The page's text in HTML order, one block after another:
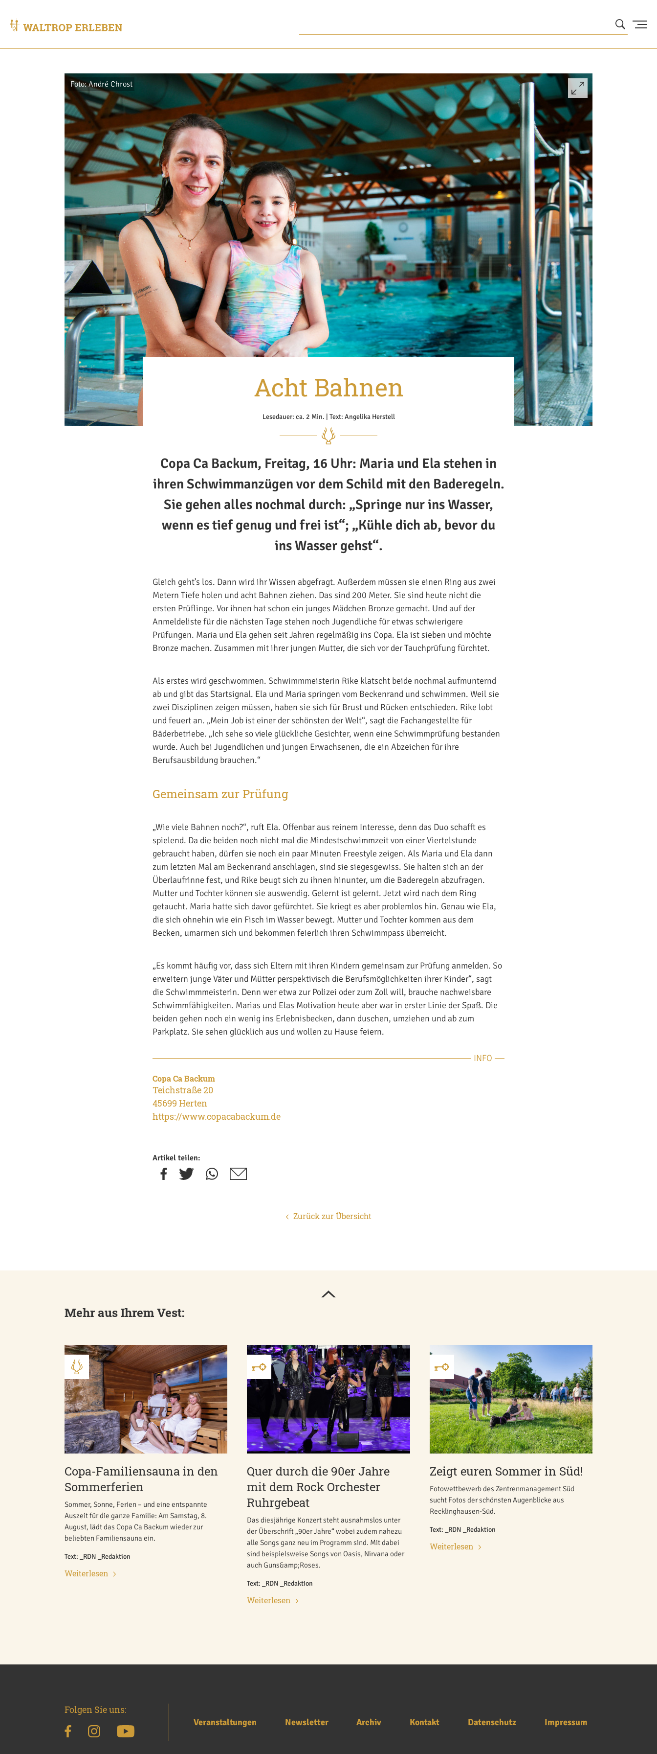
Foto: André Chrost
Acht Bahnen
Lesedauer: ca. 2 Min. | Text: Angelika Herstell
Copa Ca Backum, Freitag, 16 Uhr: Maria und Ela stehen in
ihren Schwimmanzügen vor dem Schild mit den Baderegeln.
Sie gehen alles nochmal durch: „Springe nur ins Wasser,
wenn es tief genug und frei ist“; „Kühle dich ab, bevor du
ins Wasser gehst“.
Gleich geht’s los. Dann wird ihr Wissen abgefragt. Außerdem müssen sie einen Ring aus zwei
Metern Tiefe holen und acht Bahnen ziehen. Das sind 200 Meter. Sie sind heute nicht die
ersten Prüflinge. Vor ihnen hat schon ein junges Mädchen Bronze gemacht. Und auf der
Anmeldeliste für die nächsten Tage stehen noch Jugendliche für etwas schwierigere
Prüfungen. Maria und Ela gehen seit Jahren regelmäßig ins Copa. Ela ist sieben und möchte
Bronze machen. Zusammen mit ihrer jungen Mutter, die sich vor der Tauchprüfung fürchtet.
Als erstes wird geschwommen. Schwimmmeisterin Rike klatscht beide nochmal aufmunternd
ab und gibt das Startsignal. Ela und Maria springen vom Beckenrand und schwimmen. Weil sie
zwei Disziplinen zeigen müssen, haben sie sich für Brust und Rücken entschieden. Rike lobt
und feuert an. „Mein Job ist einer der schönsten der Welt“, sagt die Fachangestellte für
Bäderbetriebe. „Ich sehe so viele glückliche Gesichter, wenn eine Schwimmprüfung bestanden
wurde. Auch bei Jugendlichen und jungen Erwachsenen, die ein Abzeichen für ihre
Berufsausbildung brauchen.“
Gemeinsam zur Prüfung
„Wie viele Bahnen noch?“, ruft Ela. Offenbar aus reinem Interesse, denn das Duo schafft es
spielend. Da die beiden noch nicht mal die Mindestschwimmzeit von einer Viertelstunde
gebraucht haben, dürfen sie noch ein paar Minuten Freestyle zeigen. Als Maria und Ela dann
zum letzten Mal am Beckenrand anschlagen, sind sie siegesgewiss. Sie halten sich an der
Überlaufrinne fest, und Rike beugt sich zu ihnen hinunter, um die Baderegeln abzufragen.
Mutter und Tochter können sie auswendig. Gelernt ist gelernt. Jetzt wird nach dem Ring
getaucht. Maria hatte sich davor gefürchtet. Sie kriegt es aber problemlos hin. Genau wie Ela,
die sich ohnehin wie ein Fisch im Wasser bewegt. Mutter und Tochter kommen aus dem
Becken, umarmen sich und bekommen feierlich ihren Schwimmpass überreicht.
„Es kommt häufig vor, dass sich Eltern mit ihren Kindern gemeinsam zur Prüfung anmelden. So
erweitern junge Väter und Mütter perspektivisch die Berufsmöglichkeiten ihrer Kinder“, sagt
die Schwimmmeisterin. Denn wer etwa zur Polizei oder zum Zoll will, brauche nachweisbare
Schwimmfähigkeiten. Marias und Elas Motivation heute aber war in erster Linie der Spaß. Die
beiden gehen noch ein wenig ins Erlebnisbecken, dann duschen, umziehen und ab zum
Parkplatz. Sie sehen glücklich aus und wollen zu Hause feiern.
INFO
Copa Ca Backum
Teichstraße 20
45699 Herten
https://www.copacabackum.de
Artikel teilen:
Zurück zur Übersicht
Mehr aus Ihrem Vest:
Copa-Familiensauna in den
Sommerferien
Sommer, Sonne, Ferien – und eine entspannte
Auszeit für die ganze Familie: Am Samstag, 8.
August, lädt das Copa Ca Backum wieder zur
beliebten Familiensauna ein.
Text: _RDN _Redaktion
Weiterlesen
Quer durch die 90er Jahre
mit dem Rock Orchester
Ruhrgebeat
Das diesjährige Konzert steht ausnahmslos unter
der Überschrift „90er Jahre“ wobei zudem nahezu
alle Songs ganz neu im Programm sind. Mit dabei
sind beispielsweise Songs von Oasis, Nirvana oder
auch Guns&amp;Roses.
Text: _RDN _Redaktion
Weiterlesen
Zeigt euren Sommer in Süd!
Fotowettbewerb des Zentrenmanagement Süd
sucht Fotos der schönsten Augenblicke aus
Recklinghausen-Süd.
Text: _RDN _Redaktion
Weiterlesen
Veranstaltungen Newsletter Archiv Kontakt Datenschutz Impressum
Folgen Sie uns: